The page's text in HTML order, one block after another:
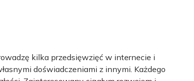
kilka przedsięwzięć w internecie i
doświadczeniami z innymi. Każdego